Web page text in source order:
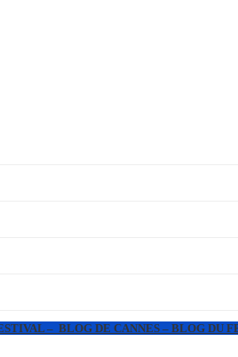
– BLOG DE CANNES – BLOG DU